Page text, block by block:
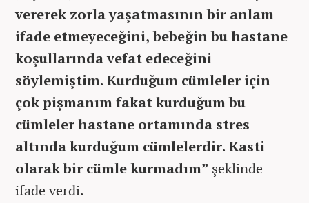
vererek zorla yaşatmasının bir anlam
ifade etmeyeceğini, bebeğin bu hastane
koşullarında vefat edeceğini
söylemiştim. Kurduğum cümleler için
çok pişmanım fakat kurduğum bu
cümleler hastane ortamında stres
altında kurduğum cümlelerdir. Kasti
olarak bir cümle kurmadım” şeklinde
ifade verdi.